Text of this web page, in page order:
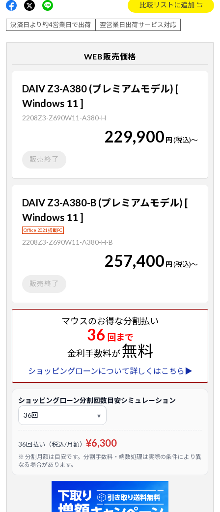
比較リストに追加
決済日より約4営業日で出荷 翌営業日出荷サービス対応
WEB販売価格
DAIV Z3-A380 (プレミアムモデル) [
Windows 11 ]
2208Z3-Z690W11-A380-H
229,900 円(税込)～
販売終了
DAIV Z3-A380-B (プレミアムモデル) [
Windows 11 ]
Office 2021 搭載PC
2208Z3-Z690W11-A380-H-B
257,400 円(税込)～
販売終了
マウスのお得な分割払い
36 回まで
金利手数料が無料
ショッピングローンについて詳しくはこちら▶
ショッピングローン分割回数目安シミュレーション
36回払い（税込/月額） ¥6,300
※ 分割月額は目安です。分割手数料・端数処理は実際の条件により異
なる場合があります。